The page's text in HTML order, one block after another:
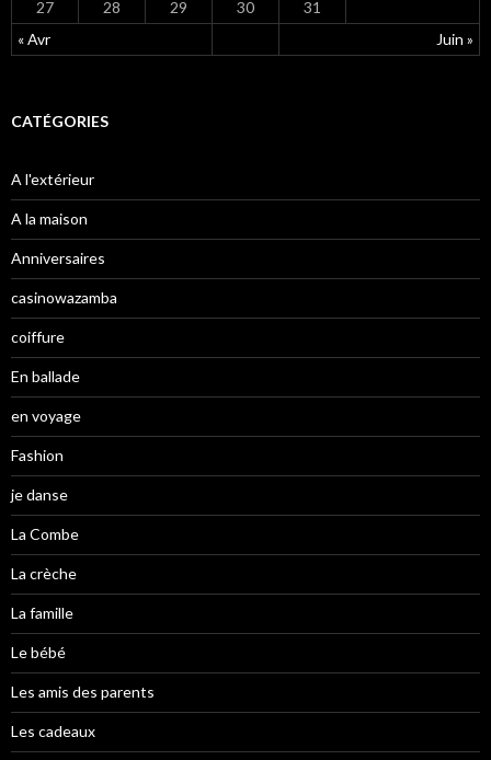
« Avr Juin »
27
28 29 30 31
CATÉGORIES
A l'extérieur
A la maison
Anniversaires
casinowazamba
coiffure
En ballade
en voyage
Fashion
je danse
La Combe
La crèche
La famille
Le bébé
Les amis des parents
Les cadeaux